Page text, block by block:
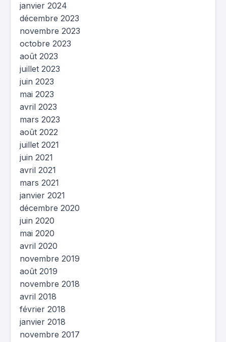
janvier 2024
décembre 2023
novembre 2023
octobre 2023
août 2023
juillet 2023
juin 2023
mai 2023
avril 2023
mars 2023
août 2022
juillet 2021
juin 2021
avril 2021
mars 2021
janvier 2021
décembre 2020
juin 2020
mai 2020
avril 2020
novembre 2019
août 2019
novembre 2018
avril 2018
février 2018
janvier 2018
novembre 2017